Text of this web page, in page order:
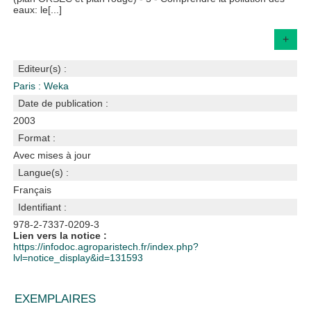
eaux: le[...]
+
Editeur(s) :
Paris : Weka
Date de publication :
2003
Format :
Avec mises à jour
Langue(s) :
Français
Identifiant :
978-2-7337-0209-3
Lien vers la notice :
https://infodoc.agroparistech.fr/index.php?
lvl=notice_display&id=131593
EXEMPLAIRES